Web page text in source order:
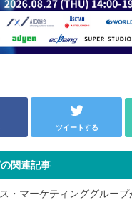
ツイートする
関連記事
・マーケティンググルー